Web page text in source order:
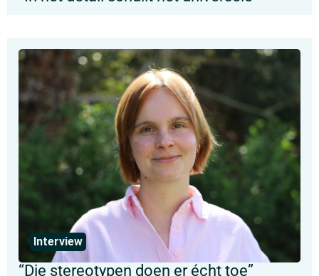
Interview
“Die stereotypen doen er écht toe”